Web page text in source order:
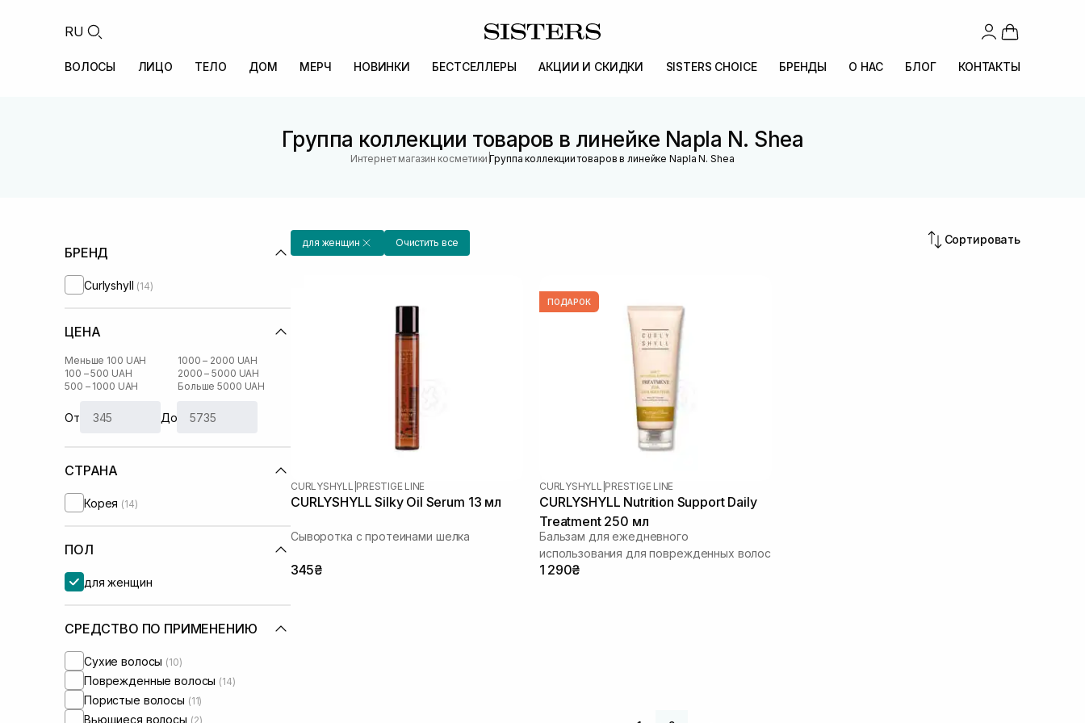
RU
ВОЛОСЫ ЛИЦО ТЕЛО ДОМ МЕРЧ НОВИНКИ БЕСТСЕЛЛЕРЫ АКЦИИ И СКИДКИ SISTERS CHOICE БРЕНДЫ О НАС БЛОГ КОНТАКТЫ
Группа коллекции товаров в линейке Napla N. Shea
Интернет магазин косметики |Группа коллекции товаров в линейке Napla N. Shea
БРЕНД
Curlyshyll (14)
ЦЕНА
Меньше 100 UAH
100 – 500 UAH
500 – 1000 UAH
1000 – 2000 UAH
2000 – 5000 UAH
Больше 5000 UAH
От До
СТРАНА
Корея (14)
ПОЛ
для женщин
СРЕДСТВО ПО ПРИМЕНЕНИЮ
Сухие волосы (10)
Поврежденные волосы (14)
Пористые волосы (11)
Вьющиеся волосы (2)
для женщин Очистить все Сортировать
CURLYSHYLL PRESTIGE LINE
CURLYSHYLL Silky Oil Serum 13 мл
Сыворотка с протеинами шелка
345₴
ПОДАРОК
CURLYSHYLL PRESTIGE LINE
CURLYSHYLL Nutrition Support Daily
Treatment 250 мл
Бальзам для ежедневного
использования для поврежденных волос
1 290₴